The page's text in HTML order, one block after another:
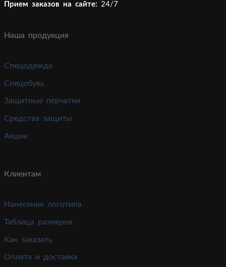
Прием заказов на сайте:24/7
Наша продукция
Спецодежда
Спецобувь
Защитные перчатки
Средства защиты
Акции
Клиентам
Нанесение логотипа
Таблица размеров
Как заказать
Оплата и доставка